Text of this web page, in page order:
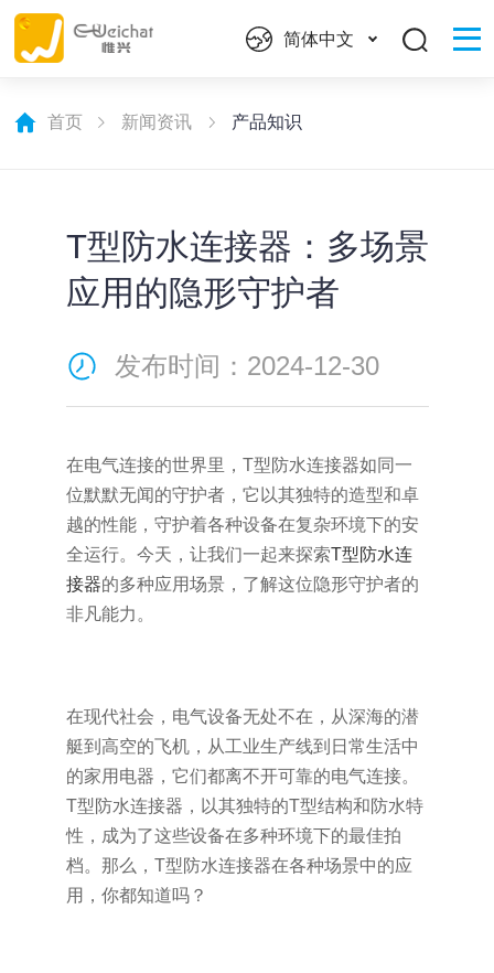
简体中文
首页 新闻资讯 产品知识
T型防水连接器：多场景
应用的隐形守护者
发布时间：2024-12-30
在电气连接的世界里，T型防水连接器如同一
位默默无闻的守护者，它以其独特的造型和卓
越的性能，守护着各种设备在复杂环境下的安
全运行。今天，让我们一起来探索T型防水连
接器的多种应用场景，了解这位隐形守护者的
非凡能力。
在现代社会，电气设备无处不在，从深海的潜
艇到高空的飞机，从工业生产线到日常生活中
的家用电器，它们都离不开可靠的电气连接。
T型防水连接器，以其独特的T型结构和防水特
性，成为了这些设备在多种环境下的最佳拍
档。那么，T型防水连接器在各种场景中的应
用，你都知道吗？